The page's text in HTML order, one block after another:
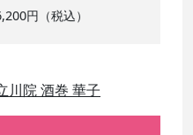
円（税込）
川院 酒巻 華子